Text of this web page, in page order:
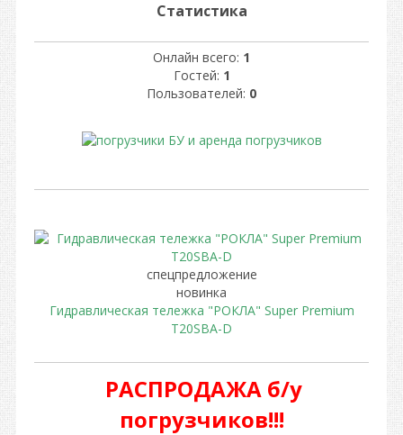
Статистика
Онлайн всего: 1
Гостей: 1
Пользователей: 0
спецпредложение
новинка
Гидравлическая тележка "РОКЛА" Super Premium
T20SBA-D
РАСПРОДАЖА б/у
погрузчиков!!!